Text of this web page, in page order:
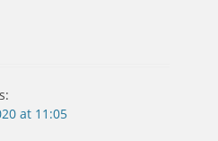
at 11:05